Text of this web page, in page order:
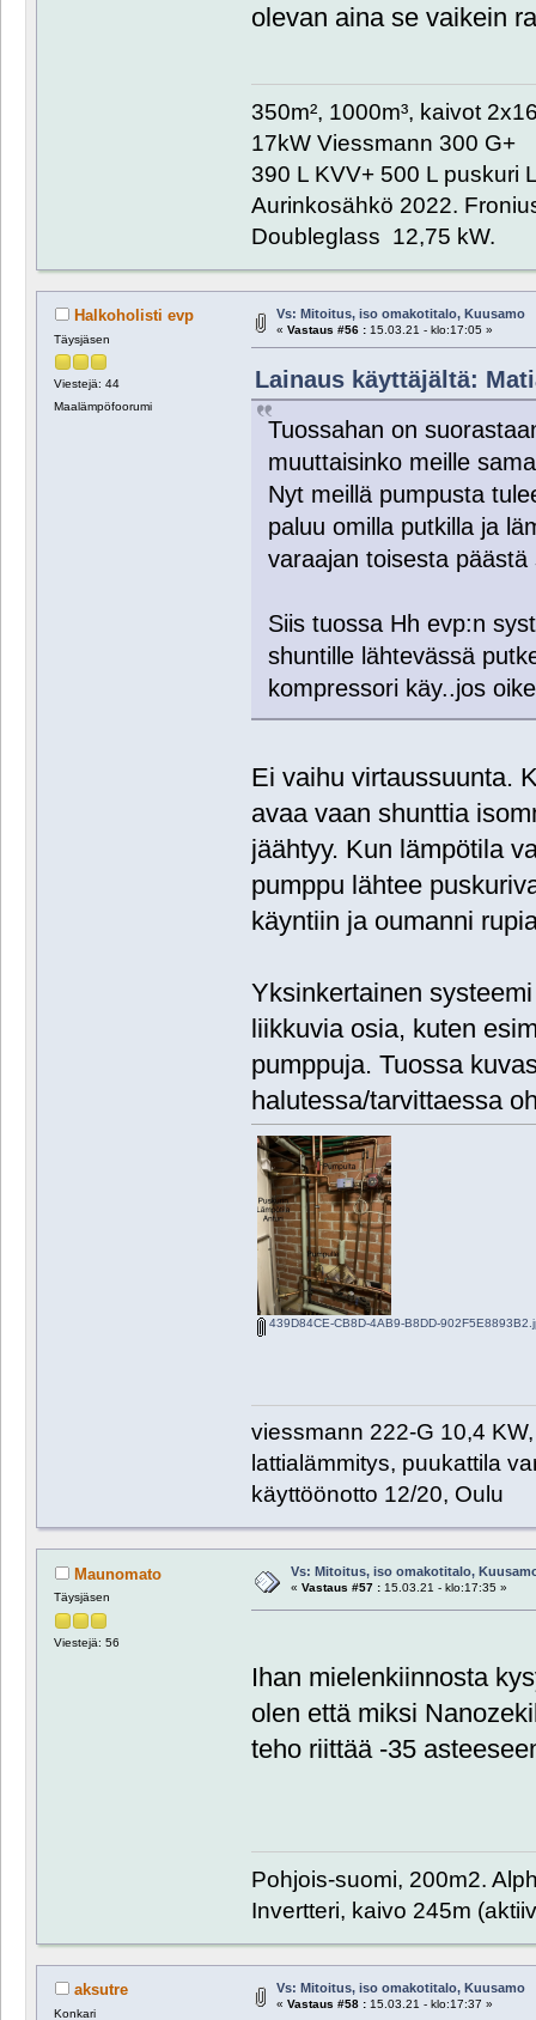
olevan aina se vaikein
350m², 1000m³, kaivot
17kW Viessmann 300 G+
390 L KVV+ 500 L puskuri
Aurinkosähkö 2022.
Doubleglass 12,75 kW.
Halkoholisti evp
Täysjäsen
Viestejä: 44
Maalämpöfoorumi
Vs: Mitoitus, iso omakotitalo, Kuusamo
« Vastaus #56 :15.03.21 - klo:17:05 »
Lainaus käyttäjältä:
Tuossahan on
muuttaisinko meille
Nyt meillä pumpusta
paluu omilla putkilla ja
varaajan toisesta
Siis tuossa Hh evp:n
shuntille lähtevässä
kompressori käy..jos
Ei vaihu virtaussuunta.
avaa vaan shunttia
jäähtyy. Kun lämpötila
pumppu lähtee
käyntiin ja oumanni
Yksinkertainen
liikkuvia osia, kuten
pumppuja. Tuossa
halutessa/tarvittaessa
439D84CE-CB8D-4AB9-B8DD-
viessmann 222-G 10,4
lattialämmitys, puukattila
käyttöönotto 12/20, Oulu
Maunomato
Täysjäsen
Viestejä: 56
Vs: Mitoitus, iso omakotitalo,
« Vastaus #57 :15.03.21 - klo:17:35 »
Ihan mielenkiinnosta
olen että miksi
teho riittää -35
Pohjois-suomi, 200m2.
Invertteri, kaivo 245m
aksutre
Konkari
Vs: Mitoitus, iso omakotitalo, Kuusamo
« Vastaus #58 :15.03.21 - klo:17:37 »